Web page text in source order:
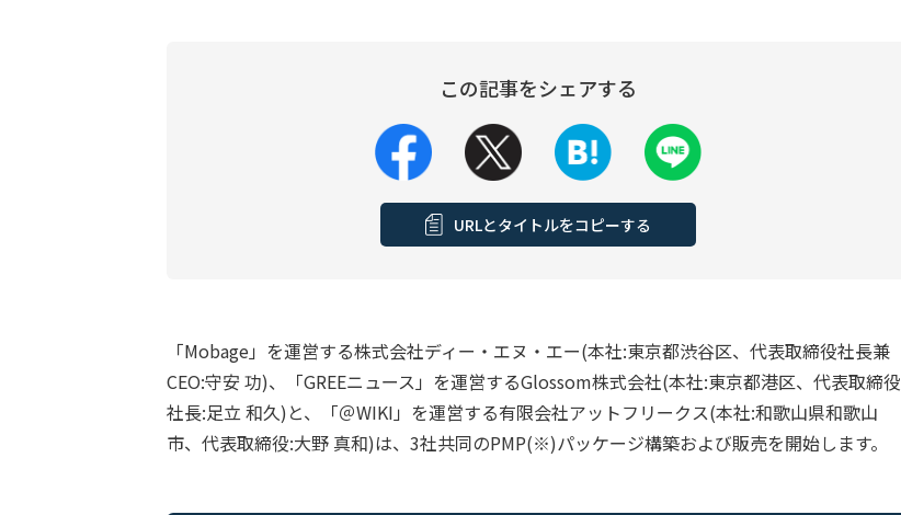
この記事をシェアする
URLとタイトルをコピーする
「Mobage」を運営する株式会社ディー・エヌ・エー(本社:東京都渋谷区、代表取締役社長兼
CEO:守安 功)、「GREEニュース」を運営するGlossom株式会社(本社:東京都港区、代表取締役
社長:足立 和久)と、「＠WIKI」を運営する有限会社アットフリークス(本社:和歌山県和歌山
市、代表取締役:大野 真和)は、3社共同のPMP(※)パッケージ構築および販売を開始します。